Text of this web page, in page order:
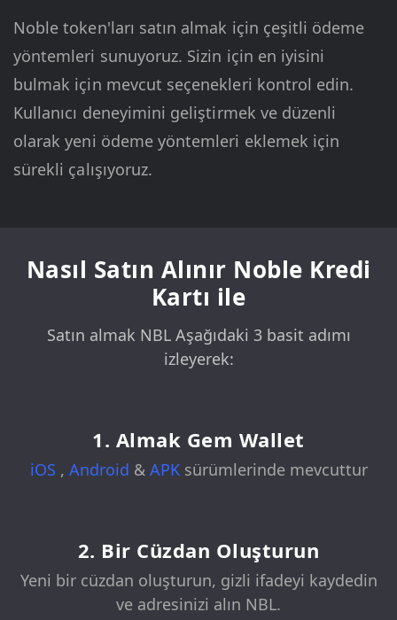
Noble token'ları satın almak için çeşitli ödeme
yöntemleri sunuyoruz. Sizin için en iyisini
bulmak için mevcut seçenekleri kontrol edin.
Kullanıcı deneyimini geliştirmek ve düzenli
olarak yeni ödeme yöntemleri eklemek için
sürekli çalışıyoruz.
Nasıl Satın Alınır Noble Kredi
Kartı ile
Satın almak NBL Aşağıdaki 3 basit adımı
izleyerek:
1. Almak Gem Wallet
iOS , Android & APK sürümlerinde mevcuttur
2. Bir Cüzdan Oluşturun
Yeni bir cüzdan oluşturun, gizli ifadeyi kaydedin
ve adresinizi alın NBL.